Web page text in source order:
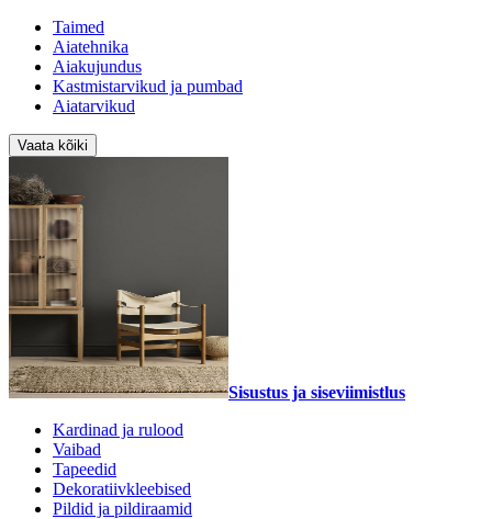
Taimed
Aiatehnika
Aiakujundus
Kastmistarvikud ja pumbad
Aiatarvikud
Vaata kõiki
Sisustus ja siseviimistlus
Kardinad ja rulood
Vaibad
Tapeedid
Dekoratiivkleebised
Pildid ja pildiraamid